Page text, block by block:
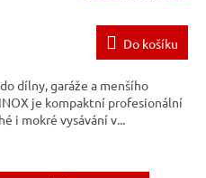
Do košíku
dílny, garáže a menšího
je kompaktní profesionální
i mokré vysávání v...